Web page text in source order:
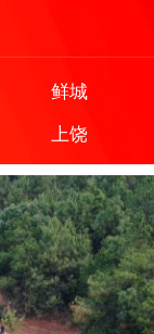
鲜城
上饶